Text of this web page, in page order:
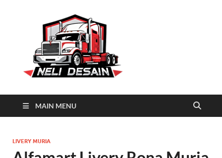
MAIN MENU
LIVERY MURIA